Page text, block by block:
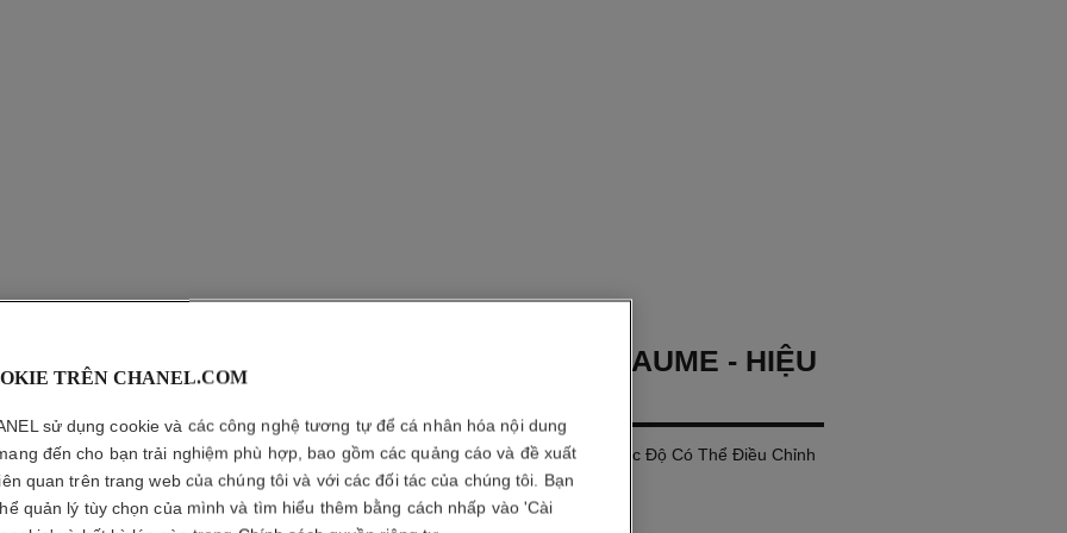
ROUGE COCO BAUME - HIỆU
Son Dưỡng Môi Có Màu với Sắc Độ Có Thể Điều Chỉnh
theo Ý Thích
Xem thêm chi tiết
TRÊN CHANEL.COM
sử dụng cookie và các công nghệ tương tự để cá nhân hóa nội dung
đến cho bạn trải nghiệm phù hợp, bao gồm các quảng cáo và đề xuất
quan trên trang web của chúng tôi và với các đối tác của chúng tôi. Bạn
quản lý tùy chọn của mình và tìm hiểu thêm bằng cách nhấp vào 'Cài